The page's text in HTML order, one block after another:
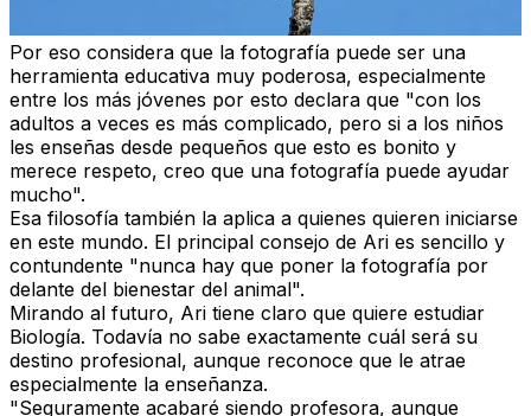
Por eso considera que la fotografía puede ser una
herramienta educativa muy poderosa, especialmente
entre los más jóvenes por esto declara que "con los
adultos a veces es más complicado, pero si a los niños
les enseñas desde pequeños que esto es bonito y
merece respeto, creo que una fotografía puede ayudar
mucho".
Esa filosofía también la aplica a quienes quieren iniciarse
en este mundo. El principal consejo de Ari es sencillo y
contundente "nunca hay que poner la fotografía por
delante del bienestar del animal".
Mirando al futuro, Ari tiene claro que quiere estudiar
Biología. Todavía no sabe exactamente cuál será su
destino profesional, aunque reconoce que le atrae
especialmente la enseñanza.
"Seguramente acabaré siendo profesora, aunque